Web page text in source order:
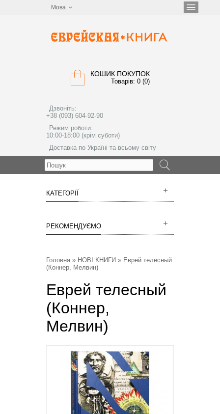
Мова
КОШИК ПОКУПОК
Товарів: 0 (0)
Дзвоніть:
+38 (093) 604-92-90
Режим роботи:
10:00-18:00 (крім суботи)
Доставка по Україні та всьому світу
КАТЕГОРІЇ
РЕКОМЕНДУЄМО
Головна» НОВІ КНИГИ » Еврей телесный
(Коннер, Мелвин)
Еврей телесный
(Коннер,
Мелвин)